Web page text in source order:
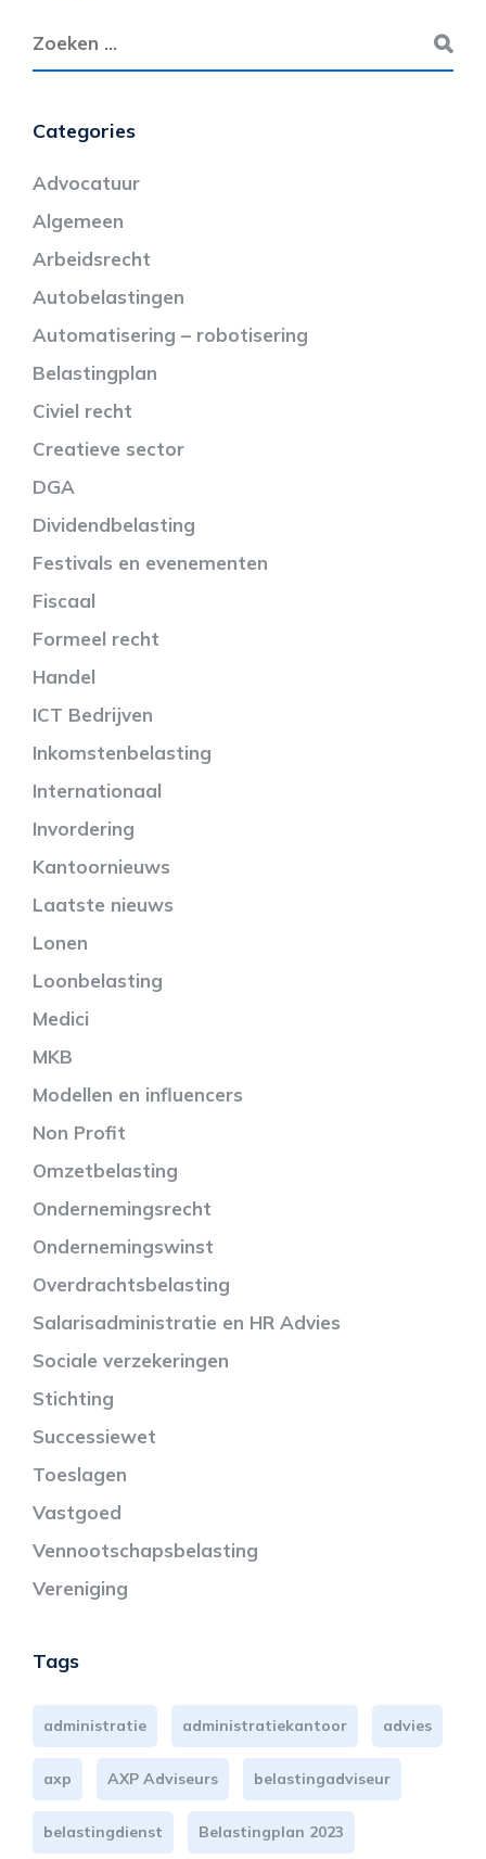
Categories
Advocatuur
Algemeen
Arbeidsrecht
Autobelastingen
Automatisering – robotisering
Belastingplan
Civiel recht
Creatieve sector
DGA
Dividendbelasting
Festivals en evenementen
Fiscaal
Formeel recht
Handel
ICT Bedrijven
Inkomstenbelasting
Internationaal
Invordering
Kantoornieuws
Laatste nieuws
Lonen
Loonbelasting
Medici
MKB
Modellen en influencers
Non Profit
Omzetbelasting
Ondernemingsrecht
Ondernemingswinst
Overdrachtsbelasting
Salarisadministratie en HR Advies
Sociale verzekeringen
Stichting
Successiewet
Toeslagen
Vastgoed
Vennootschapsbelasting
Vereniging
Tags
administratie administratiekantoor advies
axp AXP Adviseurs belastingadviseur
belastingdienst Belastingplan 2023